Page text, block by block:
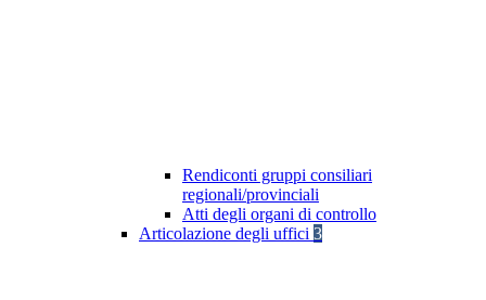
Rendiconti gruppi consiliari
regionali/provinciali
Atti degli organi di controllo
Articolazione degli uffici 3